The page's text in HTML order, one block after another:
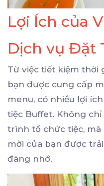
Lợi Ích của
Dịch vụ Đặt
Từ việc tiết kiệm thời
bạn được cung cấp
menu, có nhiều lợi
tiệc Buffet. Không
trình tổ chức tiệc,
mời của bạn được
đáng nhớ.